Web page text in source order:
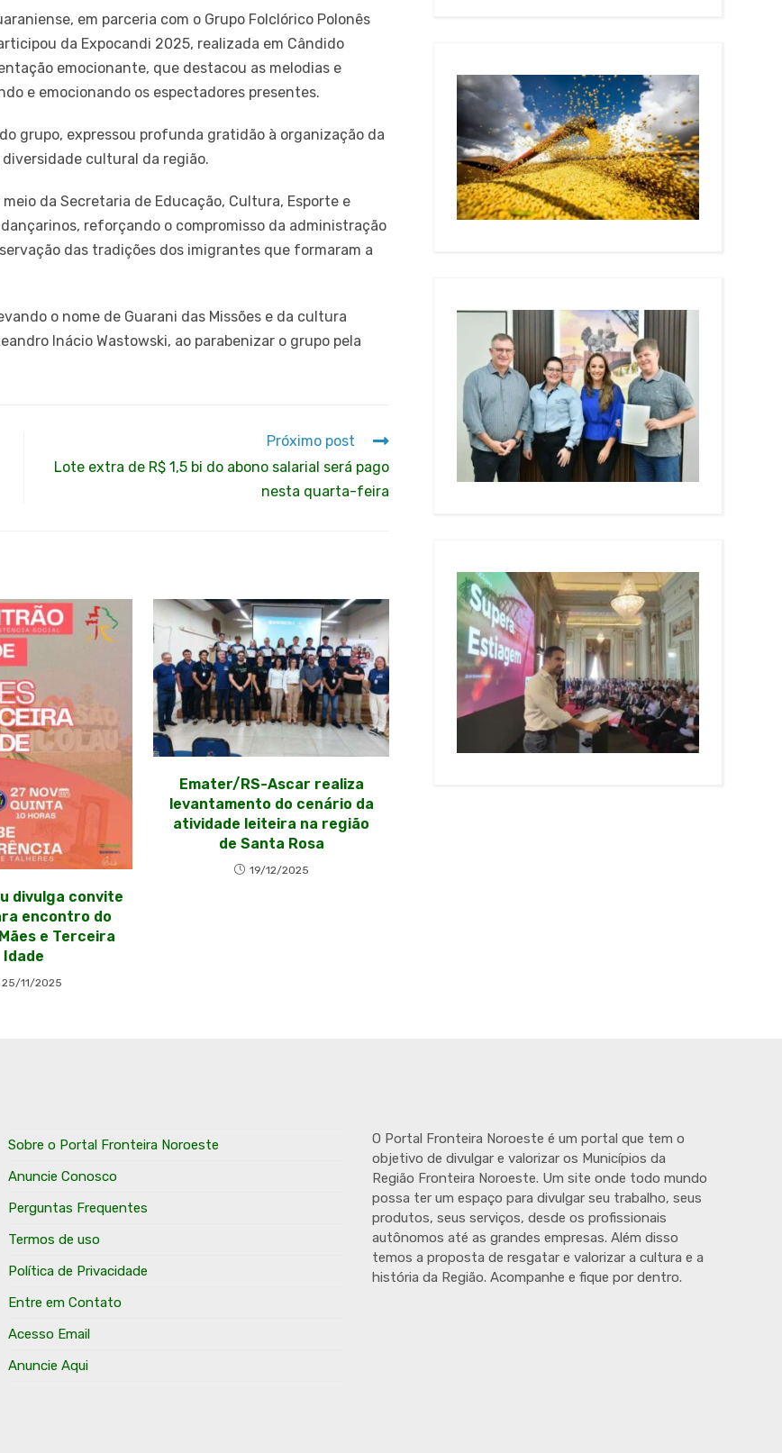
em parceria com o Grupo Folclórico Polonês
da Expocandi 2025, realizada em Cândido
emocionante, que destacou as melodias e
e emocionando os espectadores presentes.
grupo, expressou profunda gratidão à organização da
cultural da região.
da Secretaria de Educação, Cultura, Esporte e
reforçando o compromisso da administração
das tradições dos imigrantes que formaram a
o nome de Guarani das Missões e da cultura
Inácio Wastowski, ao parabenizar o grupo pela
Próximo post
Lote extra de R$ 1,5 bi do abono salarial será pago
nesta quarta-feira
divulga convite
encontro do
e Terceira
Idade
25/11/2025
Emater/RS-Ascar realiza
levantamento do cenário da
atividade leiteira na região
de Santa Rosa
19/12/2025
Sobre o Portal Fronteira Noroeste
Anuncie Conosco
Perguntas Frequentes
Termos de uso
Política de Privacidade
Entre em Contato
Acesso Email
Anuncie Aqui
O Portal Fronteira Noroeste é um portal que tem o
objetivo de divulgar e valorizar os Municípios da
Região Fronteira Noroeste. Um site onde todo mundo
possa ter um espaço para divulgar seu trabalho, seus
produtos, seus serviços, desde os profissionais
autônomos até as grandes empresas. Além disso
temos a proposta de resgatar e valorizar a cultura e a
história da Região. Acompanhe e fique por dentro.